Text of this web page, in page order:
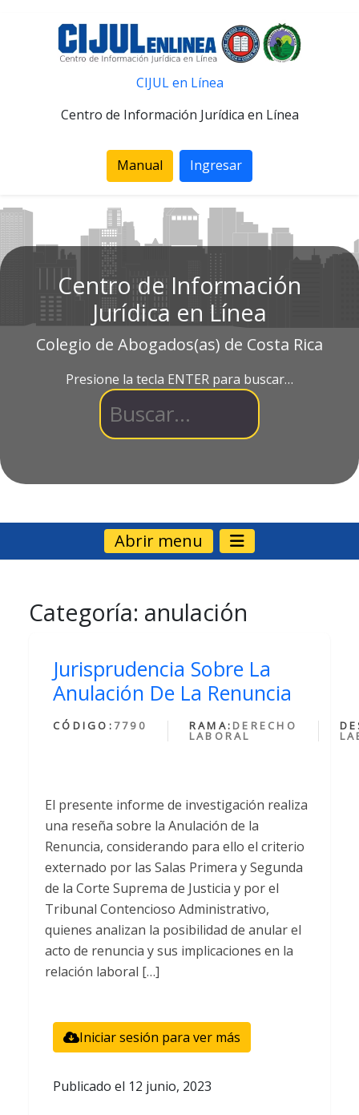
CIJUL en Línea
Centro de Información Jurídica en Línea
Manual Ingresar
Centro de Información
Jurídica en Línea
Colegio de Abogados(as) de Costa Rica
Presione la tecla ENTER para buscar…
Abrir menu
Categoría: anulación
Jurisprudencia Sobre La
Anulación De La Renuncia
CÓDIGO: 7790 RAMA: DERECHO
LABORAL
El presente informe de investigación realiza
una reseña sobre la Anulación de la
Renuncia, considerando para ello el criterio
externado por las Salas Primera y Segunda
de la Corte Suprema de Justicia y por el
Tribunal Contencioso Administrativo,
quienes analizan la posibilidad de anular el
acto de renuncia y sus implicaciones en la
relación laboral […]
Iniciar sesión para ver más
Publicado el 12 junio, 2023